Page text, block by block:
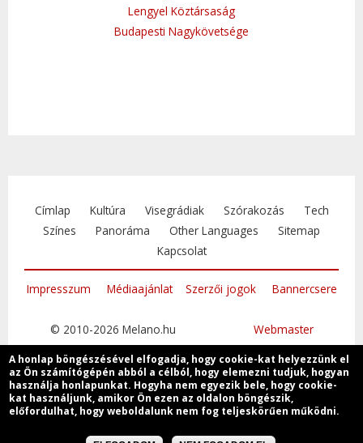
Lengyel Köztársaság
Budapesti Nagykövetsége
Címlap Kultúra Visegrádiak Szórakozás
Tech
Színes
Panoráma Other Languages
Sitemap
Kapcsolat
Impresszum Médiaajánlat Szerzői jogok Bannercsere
© 2010-2026 Melano.hu Webmaster
Csatlakozzon
A honlap böngészésével elfogadja, hogy cookie-kat helyezzünk el
az Ön számítógépén abból a célból, hogy elemezni tudjuk, hogyan
használja honlapunkat. Hogyha nem egyezik bele, hogy cookie-
kat használjunk, amikor Ön ezen az oldalon böngészik,
előfordulhat, hogy weboldalunk nem fog teljeskörűen működni.